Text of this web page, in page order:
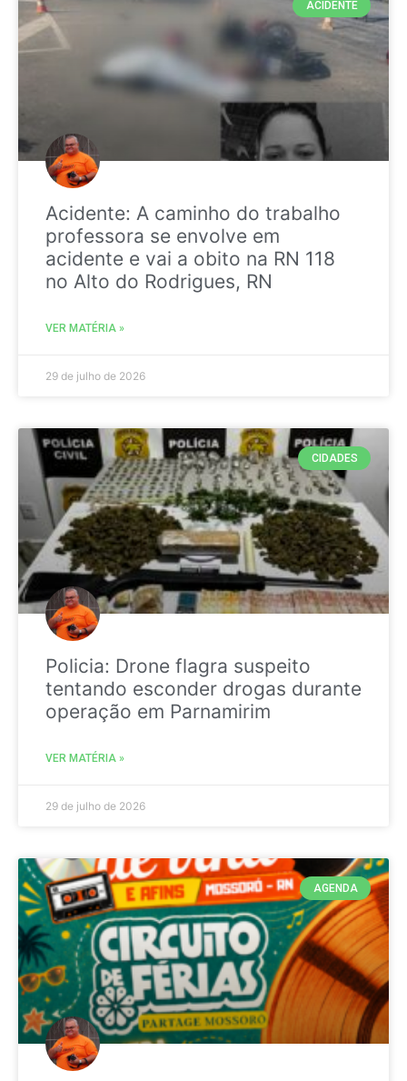
ACIDENTE
Acidente: A caminho do trabalho
professora se envolve em
acidente e vai a obito na RN 118
no Alto do Rodrigues, RN
VER MATÉRIA »
29 de julho de 2026
CIDADES
Policia: Drone flagra suspeito
tentando esconder drogas durante
operação em Parnamirim
VER MATÉRIA »
29 de julho de 2026
AGENDA